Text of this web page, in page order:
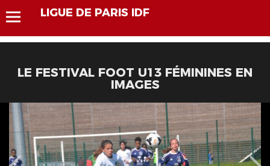
LIGUE DE PARIS IDF
LE FESTIVAL FOOT U13 FÉMININES EN
IMAGES